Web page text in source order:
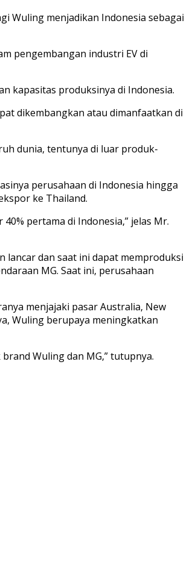
Wuling menjadikan Indonesia sebagai
pengembangan industri EV di
kapasitas produksinya di Indonesia.
dikembangkan atau dimanfaatkan di
dunia, tentunya di luar produk-
perusahaan di Indonesia hingga
ke Thailand.
pertama di Indonesia,” jelas Mr.
dan saat ini dapat memproduksi
MG. Saat ini, perusahaan
menjajaki pasar Australia, New
Wuling berupaya meningkatkan
Wuling dan MG,” tutupnya.